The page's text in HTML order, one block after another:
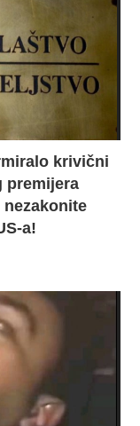
krivični
premijera
a!